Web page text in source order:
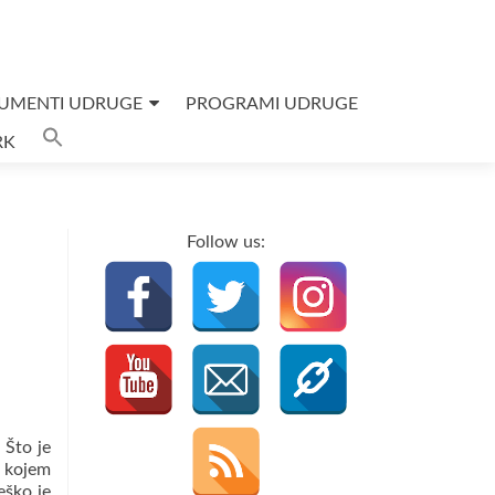
UDRUGE PROGRAMI UDRUGE
Što je
Follow us: